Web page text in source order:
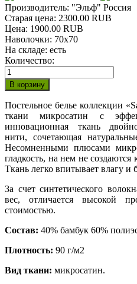
Производитель: "Эльф" Россия
Старая цена: 2300.00 RUB
Цена: 1900.00 RUB
Наволочки: 70х70
На складе: есть
Количество:
Постельное белье коллекции
ткани микросатин с
инновационная ткань
нити, сочетающая
Несомненными плюсами
гладкость, на нем не
Ткань легко впитывает влагу и
За счет синтетического
вес, отличается высокой
стоимостью.
Состав: 40% бамбук 60%
Плотность: 90 г/м2
Вид ткани: микросатин.